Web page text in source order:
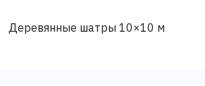
Деревянные шатры 10×10 м